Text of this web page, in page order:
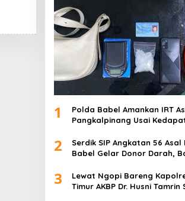
1
Polda Babel Amankan IRT
Pangkalpinang Usai
2
Serdik SIP Angkatan 56 Asal
Babel Gelar Donor Darah,
3
Lewat Ngopi Bareng
Timur AKBP Dr. Husni Tamrin